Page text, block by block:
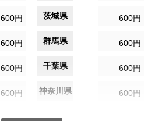
600円 茨城県 600円
600円 群馬県 600円
600円 千葉県 600円
600円 神奈川県 600円
600円 富山県